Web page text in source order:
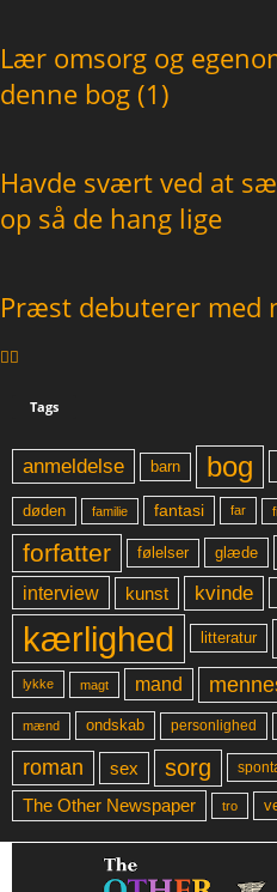
Lær omsorg og
denne bog (1)
Havde svært ved at
op så de hang lige
Præst debuterer med
Tags
anmeldelse barn bog
døden familie fantasi far
forfatter
følelser glæde
interview kunst kvinde
kærlighed litteratur
lykke magt mand
mænd ondskab personlighed
roman sex sorg
The Other Newspaper tro